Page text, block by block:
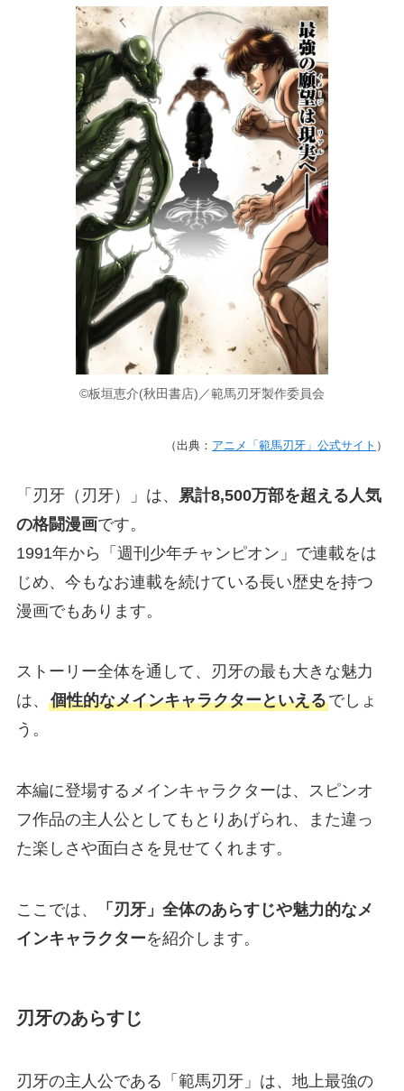
©板垣恵介(秋田書店)／範馬刃牙製作委員会
（出典： アニメ「範馬刃牙」公式サイト ）
「刃牙（刃牙）」は、
累計8,500万部を超える人気
の格闘漫画です。
1991年から「週刊少年チャンピオン」で連載をは
じめ、今もなお連載を続けている長い歴史を持つ
漫画でもあります。
ストーリー全体を通して、刃牙の最も大きな魅力
は、 個性的なメインキャラクターといえるでしょ
う。
本編に登場するメインキャラクターは、スピンオ
フ作品の主人公としてもとりあげられ、また違っ
た楽しさや面白さを見せてくれます。
ここでは、
「刃牙」全体のあらすじや魅力的なメ
インキャラクターを紹介します。
刃牙のあらすじ
刃牙の主人公である「範馬刃牙」は、地上最強の